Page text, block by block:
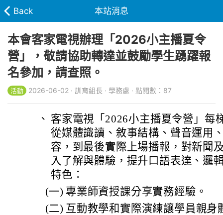
Back 本站消息
本會客家電視辦理「2026小主播夏令
營」，敬請協助轉達並鼓勵學生踴躍報
名參加，請查照。
活動 2026-06-02 · 訓育組長 · 學務處 · 點閱數：87
、 客家電視「2026小主播夏令營」每
從媒體識讀、敘事結構、聲音運用
容，到最後實際上場播報，對新聞
入了解與體驗，提升口語表達、邏
特色：
(一) 專業師資授課分享實務經驗。
(二) 互動教學和實際演練讓學員親身